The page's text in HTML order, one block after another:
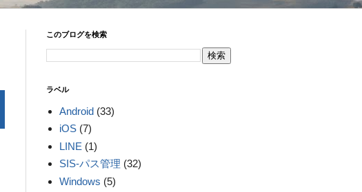
このブログを検索
ラベル
Android (33)
iOS (7)
LINE (1)
SIS-パス管理 (32)
Windows (5)